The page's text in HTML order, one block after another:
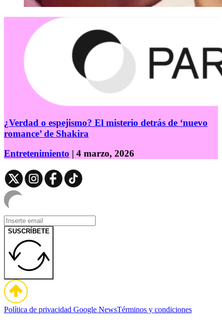
¿Verdad o espejismo? El misterio detrás de ‘nuevo
romance’ de Shakira
Entretenimiento | 4 marzo, 2026
SUSCRÍBETE
Política de privacidad Google NewsTérminos y condiciones